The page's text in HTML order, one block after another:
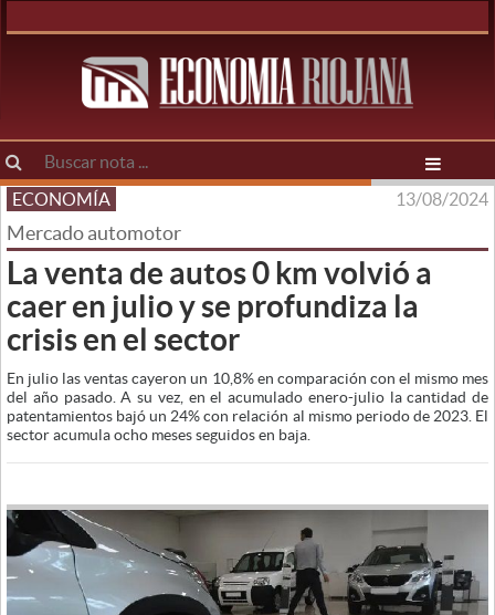
ECONOMÍA 13/08/2024
Mercado automotor
La venta de autos 0 km volvió a
caer en julio y se profundiza la
crisis en el sector
En julio las ventas cayeron un 10,8% en comparación con el mismo mes
del año pasado. A su vez, en el acumulado enero-julio la cantidad de
patentamientos bajó un 24% con relación al mismo periodo de 2023. El
sector acumula ocho meses seguidos en baja.